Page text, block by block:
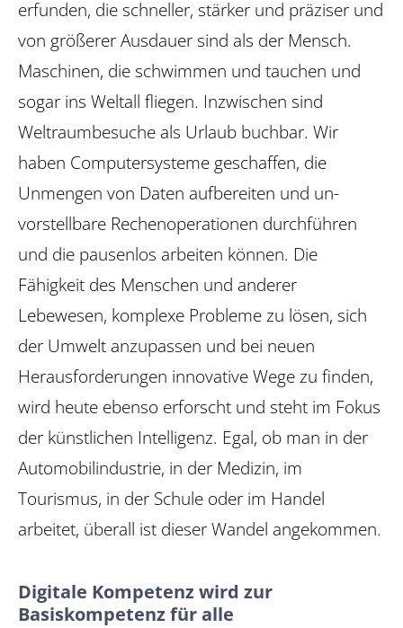
erfunden, die schneller, stärker und präziser und
von größerer Ausdauer sind als der Mensch.
Maschinen, die schwimmen und tauchen und
sogar ins Weltall fliegen. Inzwischen sind
Weltraumbesuche als Urlaub buchbar. Wir
haben Computersysteme geschaffen, die
Unmengen von Daten aufbereiten und un­
vorstellbare Rechenoperationen durchführen
und die pausenlos arbeiten können. Die
Fähigkeit des Menschen und anderer
Lebewesen, komplexe Probleme zu lösen, sich
der Umwelt anzupassen und bei neuen
Herausforderungen innovative Wege zu finden,
wird heute ebenso erforscht und steht im Fokus
der künstlichen Intelligenz. Egal, ob man in der
Automobilindustrie, in der Medizin, im
Tourismus, in der Schule oder im Handel
arbeitet, überall ist dieser Wandel angekommen.
Digitale Kompetenz wird zur
Basiskompetenz für alle